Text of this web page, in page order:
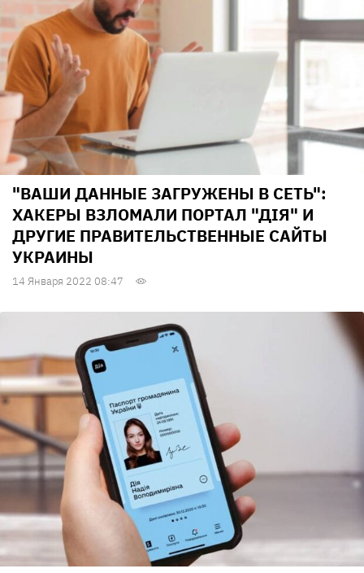
"ВАШИ ДАННЫЕ ЗАГРУЖЕНЫ В СЕТЬ":
ХАКЕРЫ ВЗЛОМАЛИ ПОРТАЛ "ДІЯ" И
ДРУГИЕ ПРАВИТЕЛЬСТВЕННЫЕ САЙТЫ
УКРАИНЫ
14 Января 2022 08:47